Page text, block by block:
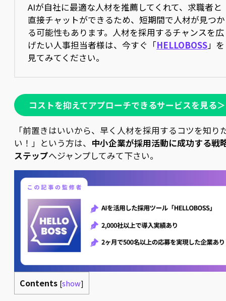
AIが自社に最適な人材を推薦してくれて、求職者と
直接チャットができるため、短期間で人材が見つか
る可能性もあります。人材を採用するチャンスを広
げたい人事担当者様は、今すぐ「HELLOBOSS」を
見てみてください。
コストを抑えてアプローチできるサービスを見る＞
「前置きはいいから、早く人材を採用するコツを知り
い！」という方は、 中小企業が採用活動に成功する戦
ステップへジャンプしてみて下さい。
Contents [show]